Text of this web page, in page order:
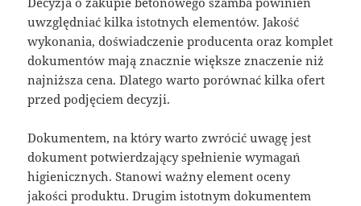
uwzględniać kilka istotnych elementów. Jakość
wykonania, doświadczenie producenta oraz komplet
dokumentów mają znacznie większe znaczenie niż
najniższa cena. Dlatego warto porównać kilka ofert
przed podjęciem decyzji.
Dokumentem, na który warto zwrócić uwagę jest
dokument potwierdzający spełnienie wymagań
higienicznych. Stanowi ważny element oceny
jakości produktu. Drugim istotnym dokumentem